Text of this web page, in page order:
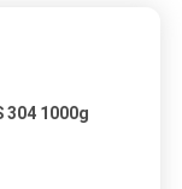
304 1000g